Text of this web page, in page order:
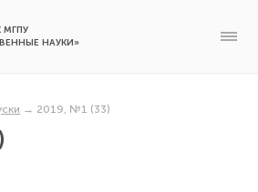
МГПУ
НАУКИ»
→ 2019, №1 (33)